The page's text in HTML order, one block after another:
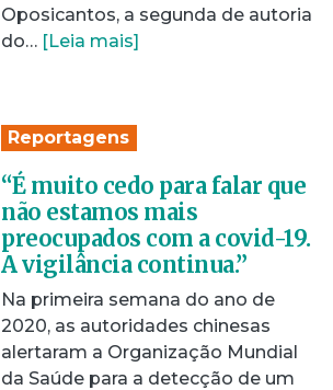
Oposicantos, a segunda de autoria
do… [Leia mais]
Reportagens
“É muito cedo para falar que
não estamos mais
preocupados com a covid-19.
A vigilância continua.”
Na primeira semana do ano de
2020, as autoridades chinesas
alertaram a Organização Mundial
da Saúde para a detecção de um